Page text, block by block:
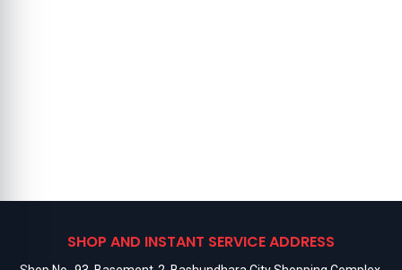
SHOP AND INSTANT SERVICE ADDRESS